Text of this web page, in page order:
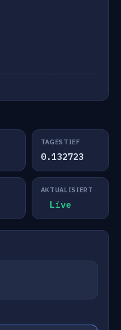
TAGESTIEF
0.132723
AKTUALISIERT
Live